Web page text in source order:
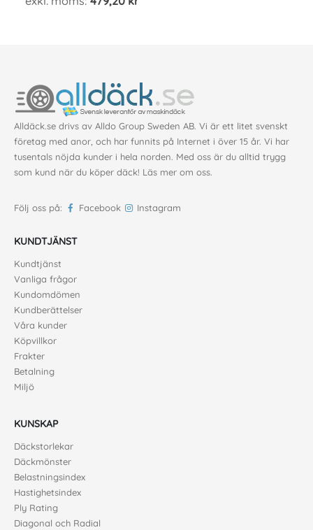
Alldäck.se drivs av Alldo Group Sweden AB. Vi är ett litet svenskt
företag med anor, och har funnits på Internet i över 15 år. Vi har
tusentals nöjda kunder i hela norden. Med oss är du alltid trygg
som kund när du köper däck! Läs mer om oss.
Följ oss på: Facebook Instagram
KUNDTJÄNST
Kundtjänst
Vanliga frågor
Kundomdömen
Kundberättelser
Våra kunder
Köpvillkor
Frakter
Betalning
Miljö
KUNSKAP
Däckstorlekar
Däckmönster
Belastningsindex
Hastighetsindex
Ply Rating
Diagonal och Radial